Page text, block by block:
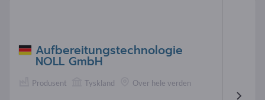
Aufbereitungstechnologie
NOLL GmbH
Produsent Tyskland Over hele verden